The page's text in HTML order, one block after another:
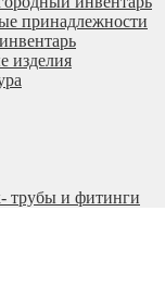
принадлежности
изделия
трубы и фитинги